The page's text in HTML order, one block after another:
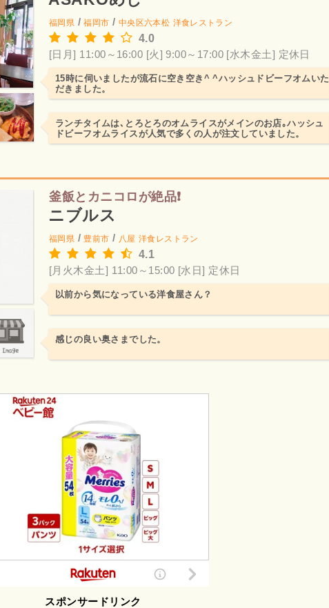
福岡県 /福岡市 / 中央区六本松 洋食レストラン
4.0
[日月] 11:00～16:00 [火] 9:00～17:00 [水木金土] 定休日
15時に伺いましたが流石に空き空き^ ^ハッシュドビーフオムいた
だきました。
ランチタイムは､とろとろのオムライスがメインのお店｡ハッシュ
ドビーフオムライスが人気で多くの人が注文していました。
釜飯とカニコロが絶品❗
ニブルス
福岡県 / 豊前市 / 八屋 洋食レストラン
4.1
[月火木金土] 11:00～15:00 [水日] 定休日
以前から気になっている洋食屋さん？
感じの良い奥さまでした。
スポンサードリンク